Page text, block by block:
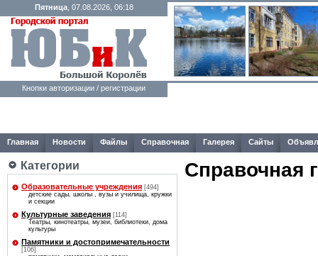
Пятница, 07.08.2026, 06:18
Кнопки авторизации / регистрации
Главная Новости Файлы Справочная Галерея Сайты
Категории
Образовательные учреждения [494]
детские сады, школы , вузы и училища, кружки
и секции
Культурные заведения [114]
Театры, кинотеатры, музеи, библиотеки, дома
культуры
Памятники и достопримечательности
[106]
Справочная